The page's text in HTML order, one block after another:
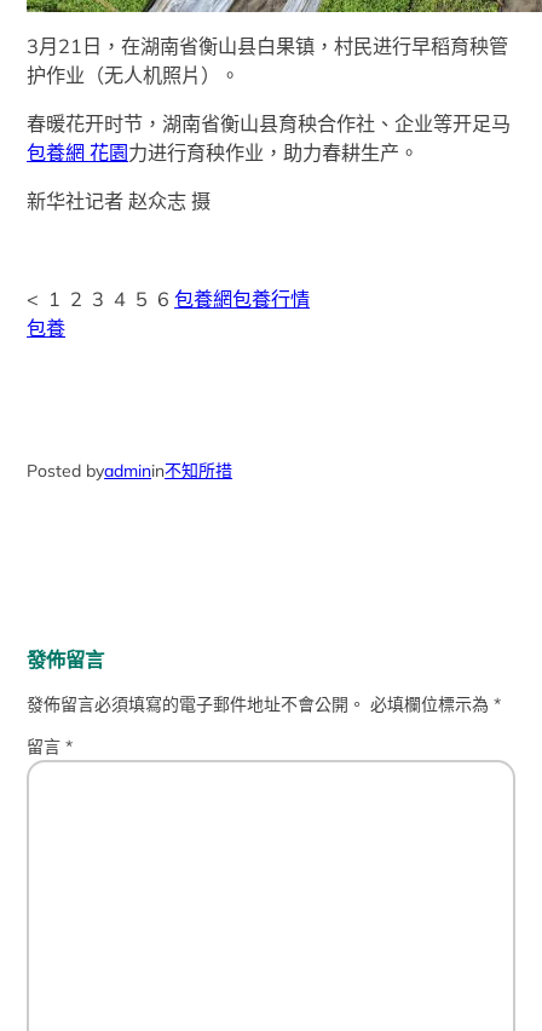
3月21日，在湖南省衡山县白果镇，村民进行早稻育秧管
护作业（无人机照片）。
春暖花开时节，湖南省衡山县育秧合作社、企业等开足马
包養網 花園力进行育秧作业，助力春耕生产。
新华社记者 赵众志 摄
< 1 2 3 4 5 6包養網包養行情
包養
Posted byadminin不知所措
發佈留言
發佈留言必須填寫的電子郵件地址不會公開。 必填欄位標示為*
留言*